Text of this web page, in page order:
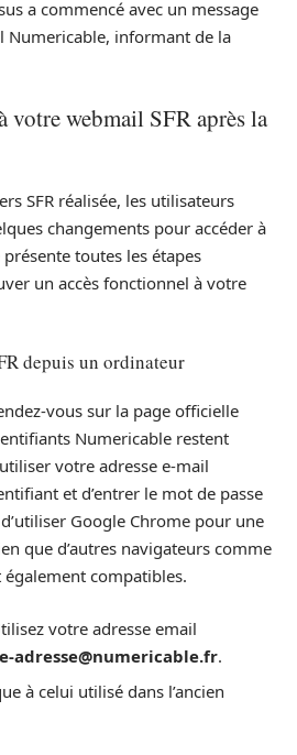
a commencé avec un message
Numericable, informant de la
votre webmail SFR après la
SFR réalisée, les utilisateurs
changements pour accéder à
toutes les étapes
un accès fonctionnel à votre
depuis un ordinateur
vous sur la page officielle
Numericable restent
votre adresse e-mail
et d’entrer le mot de passe
Google Chrome pour une
que d’autres navigateurs comme
compatibles.
votre adresse email
adresse@numericable.fr.
à celui utilisé dans l’ancien